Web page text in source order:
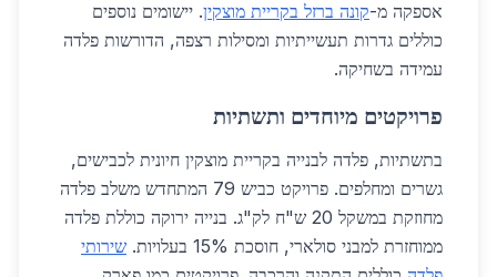
אספקה מ-קונה ברזל בקריית מוצקין. יישומים נוספים
כוללים גדרות תעשייתיות ומסילות רצפה, הדורשות פלדה
עמידה בשחיקה.
פרויקטים מיוחדים ותשתיות
בתשתיות, פלדה לבנייה בקריית מוצקין חיונית לכבישים,
גשרים ומחלפים. פרויקט כביש 79 המתחדש משלב פלדה
מחוזקת במשקל 20 ש"ח לק"ג. בנייה ירוקה כוללת פלדה
ממוחזרת למבני סולארי, חוסכת 15% בעלויות.
שירותי